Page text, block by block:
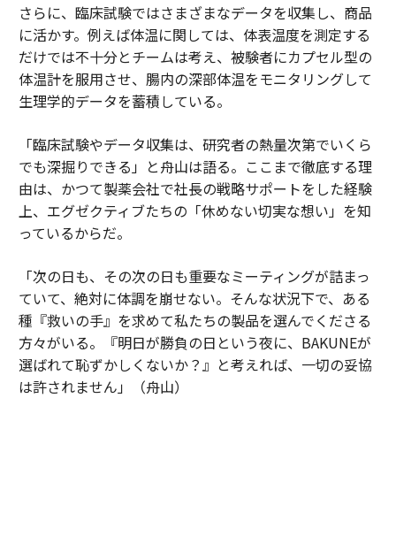
さらに、臨床試験ではさまざまなデータを収集し、商品
に活かす。例えば体温に関しては、体表温度を測定する
だけでは不十分とチームは考え、被験者にカプセル型の
体温計を服用させ、腸内の深部体温をモニタリングして
生理学的データを蓄積している。
「臨床試験やデータ収集は、研究者の熱量次第でいくら
でも深掘りできる」と舟山は語る。ここまで徹底する理
由は、かつて製薬会社で社長の戦略サポートをした経験
上、エグゼクティブたちの「休めない切実な想い」を知
っているからだ。
「次の日も、その次の日も重要なミーティングが詰まっ
ていて、絶対に体調を崩せない。そんな状況下で、ある
種『救いの手』を求めて私たちの製品を選んでくださる
方々がいる。『明日が勝負の日という夜に、BAKUNEが
選ばれて恥ずかしくないか？』と考えれば、一切の妥協
は許されません」（舟山）